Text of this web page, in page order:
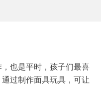
也是平时，孩子们最喜
过制作面具玩具，可让